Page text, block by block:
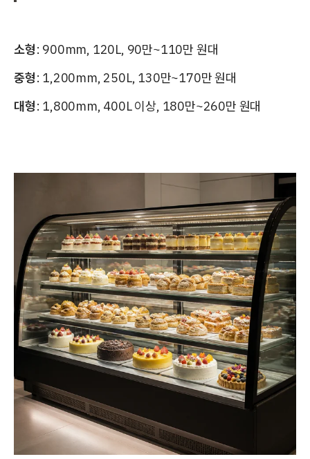
소형: 900mm, 120L, 90만~110만 원대
중형: 1,200mm, 250L, 130만~170만 원대
대형: 1,800mm, 400L 이상, 180만~260만 원대